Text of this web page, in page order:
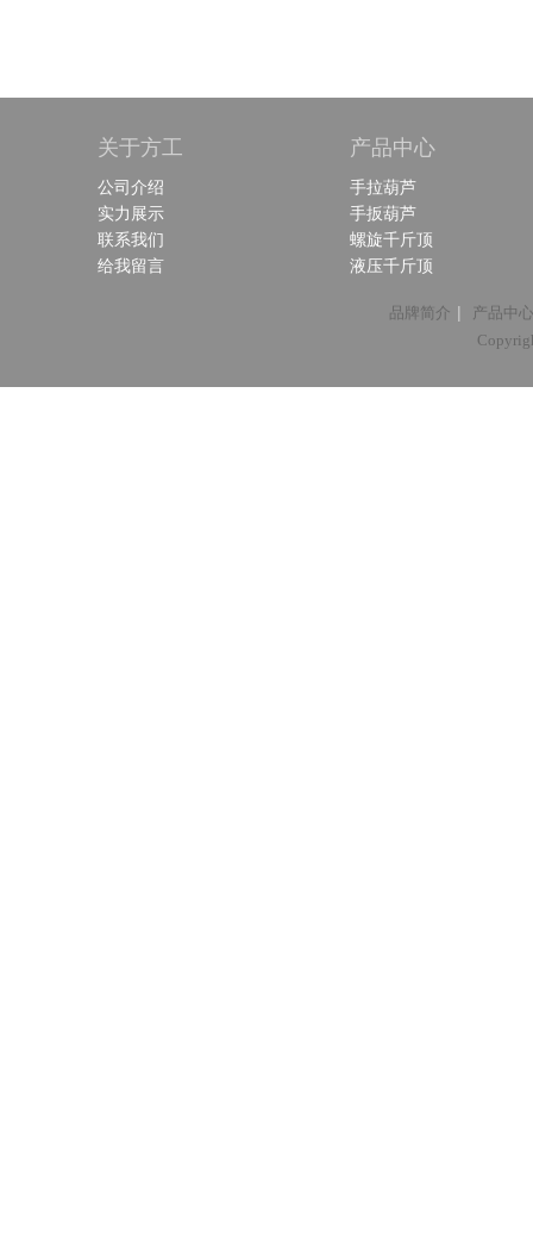
关于方工
公司介绍
实力展示
联系我们
给我留言
产品中心
手拉葫芦
手扳葫芦
螺旋千斤顶
液压千斤顶
品牌简介 |
产品中心